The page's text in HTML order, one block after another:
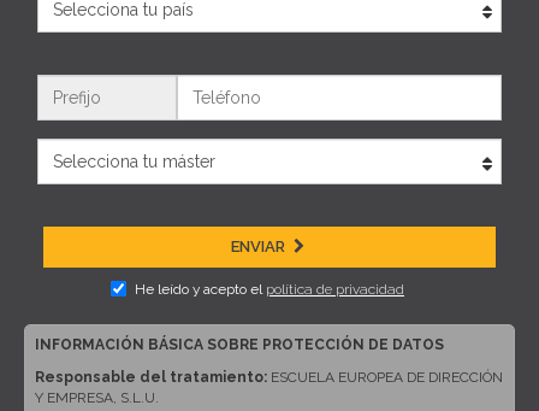
ENVIAR
He leído y acepto el política de privacidad
INFORMACIÓN BÁSICA SOBRE PROTECCIÓN DE DATOS
Responsable del tratamiento: ESCUELA EUROPEA DE DIRECCIÓN
Y EMPRESA, S.L.U.